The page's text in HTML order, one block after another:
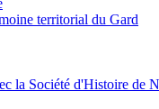
territorial du Gard
la Société d'Histoire de